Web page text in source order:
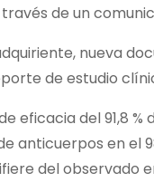
de un
nueva
de estudio
eficacia del 91,8
anticuerpos en el
del observado